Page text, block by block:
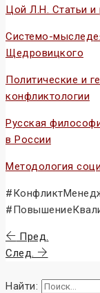
Цой Л.Н. Статьи
Системо-
Щедровицкого
Политические и
конфликтологии
Русская
в России
Методология
Пред.
След.
Найти: